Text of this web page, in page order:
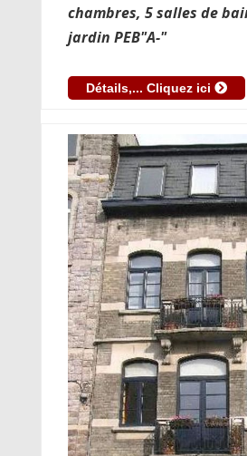
chambres, 5 salles de
jardin PEB"A-"
Détails,... Cliquez ici